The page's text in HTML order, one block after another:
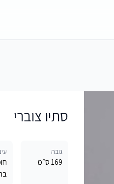
סתיו צוברי
גובה
169 ס״מ